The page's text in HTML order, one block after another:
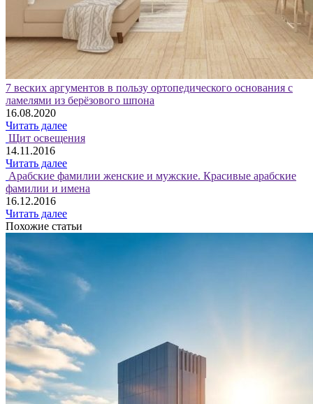
7 веских аргументов в пользу ортопедического основания с
ламелями из берёзового шпона
16.08.2020
Читать далее
Щит освещения
14.11.2016
Читать далее
Арабские фамилии женские и мужские. Красивые арабские
фамилии и имена
16.12.2016
Читать далее
Похожие статьи